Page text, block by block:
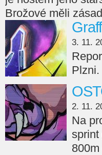
Brožové měli
3. 11.
Plzni.
2. 11.
Na
sprint